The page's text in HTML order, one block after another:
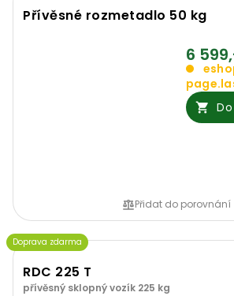
Přívěsné rozmetadlo 50 kg
6
Přidat do porovnání
Doprava zdarma
RDC 225 T
přívěsný sklopný vozík 225 kg